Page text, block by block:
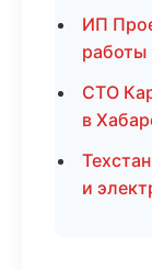
ИП
работы
СТО
в
и